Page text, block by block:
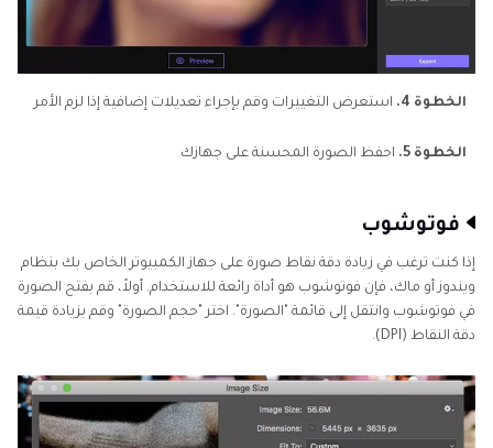
الخطوة 4. استعرض التغييرات وقم بإجراء تعديلات إضافية إذا لزم الأمر
الخطوة 5. احفظ الصورة المحسنة على جهازك
فوتوشوب
إذا كنت ترغب في زيادة دقة نقاط صورة على جهاز الكمبيوتر الخاص بك بنظام
ويندوز أو ماك، فإن فوتوشوب هو أداة رائعة للاستخدام. أولاً، قم بفتح الصورة
في فوتوشوب وانتقل إلى قائمة "الصورة". اختر "حجم الصورة" وقم بزيادة قيمة
دقة النقاط (DPI).